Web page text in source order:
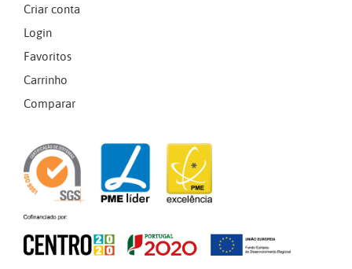
Criar conta
Login
Favoritos
Carrinho
Comparar